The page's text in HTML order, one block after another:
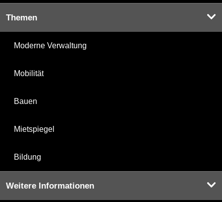
Themen
Moderne Verwaltung
Mobilität
Bauen
Mietspiegel
Bildung
Weitere Informationen